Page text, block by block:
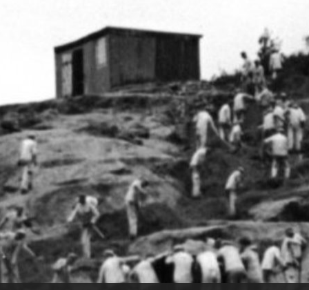
Article tiré du journal « Bayerische Ostmark », 23 juin 1938
Le 23 juin 1938, le premier communiqué de presse faisant
référence au camp de concentration de Flossenbürg est publié.
Dans une courte note, l’auteur rapporte que les SS du camp ont
participé à la fête du solstice à Flossenbürg
déterminante est : « Comment vais-je arriver
à survivre demain? »